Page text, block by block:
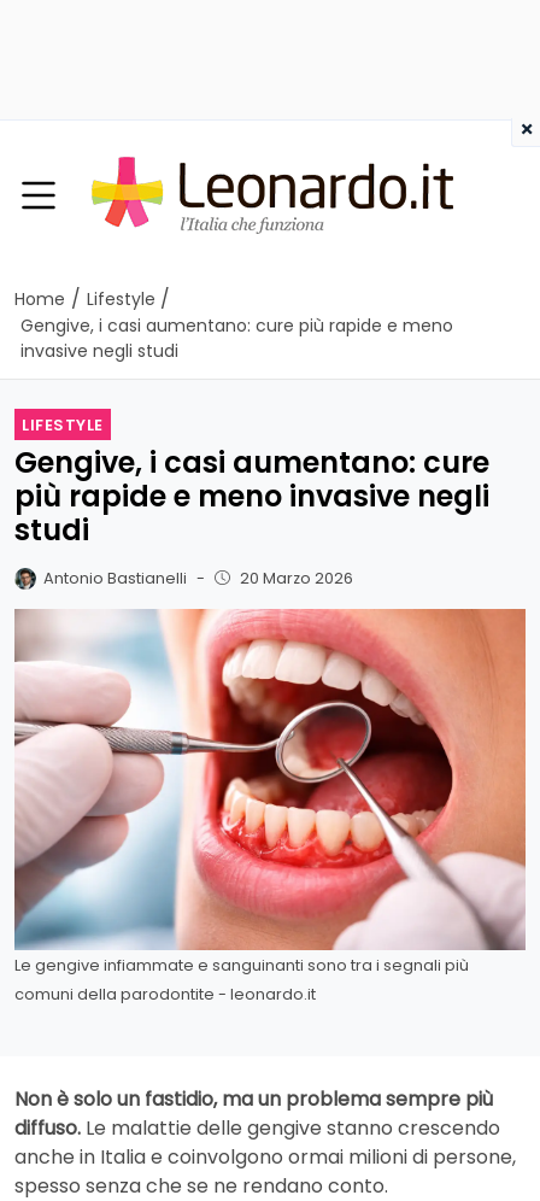
Home / Lifestyle /
Gengive, i casi aumentano: cure più rapide e meno
invasive negli studi
LIFESTYLE
Gengive, i casi aumentano: cure
più rapide e meno invasive negli
studi
Antonio Bastianelli - 20 Marzo 2026
Le gengive infiammate e sanguinanti sono tra i segnali più
comuni della parodontite - leonardo.it
Non è solo un fastidio, ma un problema sempre più
diffuso. Le malattie delle gengive stanno crescendo
anche in Italia e coinvolgono ormai milioni di persone,
spesso senza che se ne rendano conto.
×